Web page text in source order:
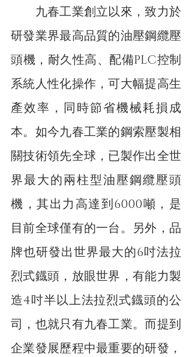
九春工業創立以來，致力於
研發業界最高品質的油壓鋼纜壓
頭機，耐久性高、配備PLC控制
系統人性化操作，可大幅提高生
產效率，同時節省機械耗損成
本。如今九春工業的鋼索壓製相
關技術領先全球，已製作出全世
界最大的兩柱型油壓鋼纜壓頭
機，其出力高達到6000噸，是
目前全球僅有的一台。另外，品
牌也研發出世界最大的6吋法拉
烈式鐡頭，放眼世界，有能力製
造4吋半以上法拉烈式鐡頭的公
司，也就只有九春工業。而提到
企業發展歷程中最重要的研發，